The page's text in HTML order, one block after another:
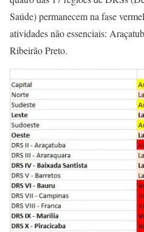
Saúde) permanecem na fase
atividades não essenciais:
Ribeirão Preto.